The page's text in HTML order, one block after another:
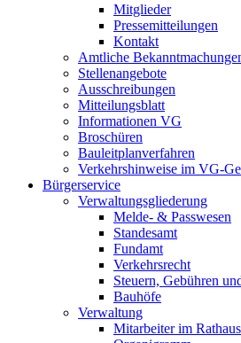
Mitglieder
Pressemitteilungen
Kontakt
Amtliche
Stellenangebote
Ausschreibungen
Mitteilungsblatt
Informationen VG
Broschüren
Bauleitplanverfahren
Verkehrshinweise im VG-
Bürgerservice
Verwaltungsgliederung
Melde- & Passwesen
Standesamt
Fundamt
Verkehrsrecht
Steuern, Gebühren
Bauhöfe
Verwaltung
Mitarbeiter im Rathaus